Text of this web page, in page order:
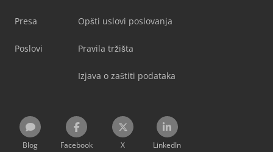
Presa
Poslovi
Opšti uslovi poslovanja
Pravila tržišta
Izjava o zaštiti podataka
Blog Facebook X LinkedIn